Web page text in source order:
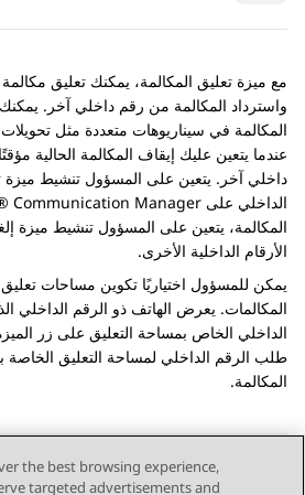
مع ميزة تعليق المكالمة، يمكنك تعليق
واسترداد المكالمة من رقم داخلي آخر.
المكالمة في سيناريوهات متعددة مثل
عندما يتعين عليك إيقاف المكالمة الحالية
داخلي آخر. يتعين على المسؤول تنشيط ميزة
الداخلي على Communication Manager
المكالمة، يتعين على المسؤول تنشيط ميزة
الأرقام الداخلية الأخرى.
يمكن للمسؤول اختياريًا تكوين مساحات
المكالمات. يعرض الهاتف ذو الرقم الداخلي
الداخلي الخاص بمساحة التعليق على زر
طلب الرقم الداخلي لمساحة التعليق الخاصة
المكالمة.
the best browsing experience,
targeted advertisements and